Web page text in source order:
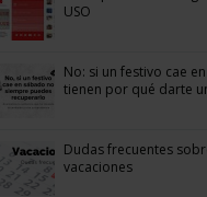
USO
No: si un festivo cae
tienen por qué darte
Dudas frecuentes
vacaciones